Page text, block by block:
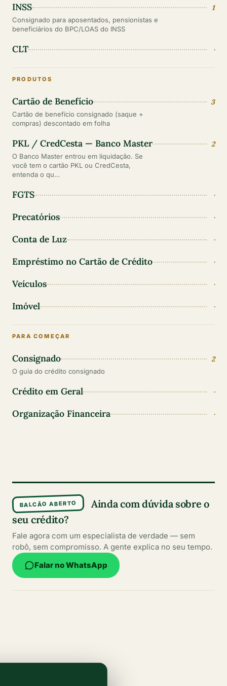
INSS 1
Consignado para aposentados, pensionistas e
beneficiários do BPC/LOAS do INSS
CLT ·
PRODUTOS
Cartão de Benefício 3
Cartão de benefício consignado (saque +
compras) descontado em folha
PKL / CredCesta — Banco Master 2
O Banco Master entrou em liquidação. Se
você tem o cartão PKL ou CredCesta,
entenda o qu…
FGTS ·
Precatórios ·
Conta de Luz ·
Empréstimo no Cartão de Crédito ·
Veículos ·
Imóvel ·
PARA COMEÇAR
Consignado 2
O guia do crédito consignado
Crédito em Geral ·
Organização Financeira ·
BALCÃO ABERTO
Ainda com dúvida sobre o
seu crédito?
Fale agora com um especialista de verdade — sem
robô, sem compromisso. A gente explica no seu tempo.
Falar no WhatsApp
ajudar você a fazer sempre a melhor escolha.